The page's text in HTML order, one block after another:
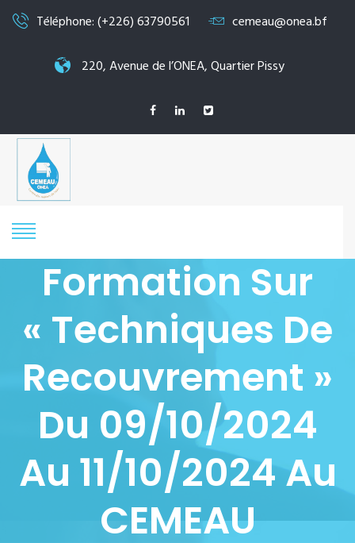
Téléphone: (+226) 63790561 cemeau@onea.bf
220, Avenue de l’ONEA, Quartier Pissy
Formation Sur
« Techniques De
Recouvrement »
Du 09/10/2024
Au 11/10/2024 Au
CEMEAU